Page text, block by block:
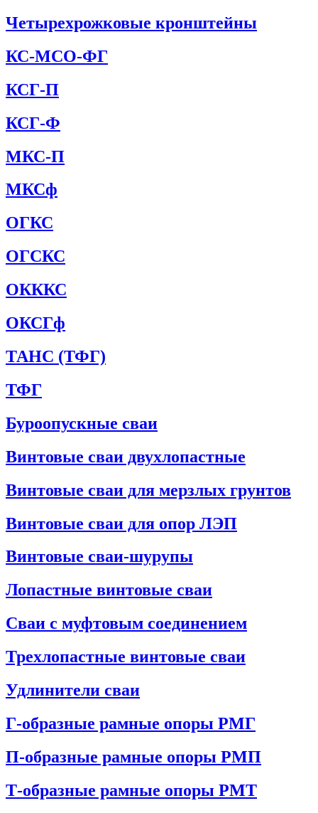
Четырехрожковые кронштейны
КС-МСО-ФГ
КСГ-П
КСГ-Ф
МКС-П
МКСф
ОГКС
ОГСКС
ОКККС
ОКСГф
ТАНС (ТФГ)
ТФГ
Буроопускные сваи
Винтовые сваи двухлопастные
Винтовые сваи для мерзлых грунтов
Винтовые сваи для опор ЛЭП
Винтовые сваи-шурупы
Лопастные винтовые сваи
Сваи с муфтовым соединением
Трехлопастные винтовые сваи
Удлинители сваи
Г-образные рамные опоры РМГ
П-образные рамные опоры РМП
Т-образные рамные опоры РМТ